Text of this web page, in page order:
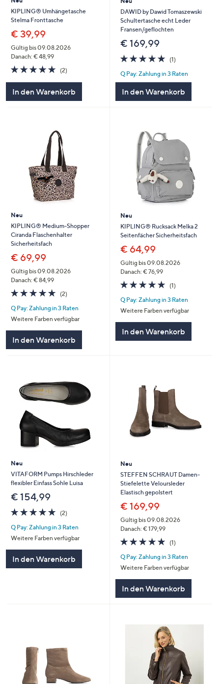
KIPLING® Umhängetasche
Stelma Fronttasche
€ 39,99
Gültig bis 09.08.2026
Danach: € 48,99
5.0
von
(2)2
In den Warenkorb
DAWID by Dawid Tomaszewski
Schultertasche echt Leder
Fransen/geflochten
€ 169,99
5.0
von
5
(1)1
Q Pay: Zahlung in 3 Raten
In den Warenkorb
Neu
KIPLING® Medium-Shopper
Ciranda Flaschenhalter
Sicherheitsfach
€ 69,99
Gültig bis 09.08.2026
Danach: € 84,99
5.0
von
5
(2)2
Q Pay: Zahlung in 3 Raten
Weitere Farben verfügbar
In den Warenkorb
Neu
KIPLING® Rucksack Melka 2
Seitenfächer Sicherheitsfach
€ 64,99
Gültig bis 09.08.2026
Danach: € 76,99
5.0
von
5
(1)1
Q Pay: Zahlung in 3 Raten
Weitere Farben verfügbar
In den Warenkorb
Neu
VITAFORM Pumps Hirschleder
flexibler Einfass Sohle Luisa
€ 154,99
5.0
von
5
(2)2
Q Pay: Zahlung in 3 Raten
Weitere Farben verfügbar
In den Warenkorb
Neu
STEFFEN SCHRAUT Damen-
Stiefelette Veloursleder
Elastisch gepolstert
€ 169,99
Gültig bis 09.08.2026
Danach: € 179,99
5.0
von
5
(1)1
Q Pay: Zahlung in 3 Raten
Weitere Farben verfügbar
In den Warenkorb